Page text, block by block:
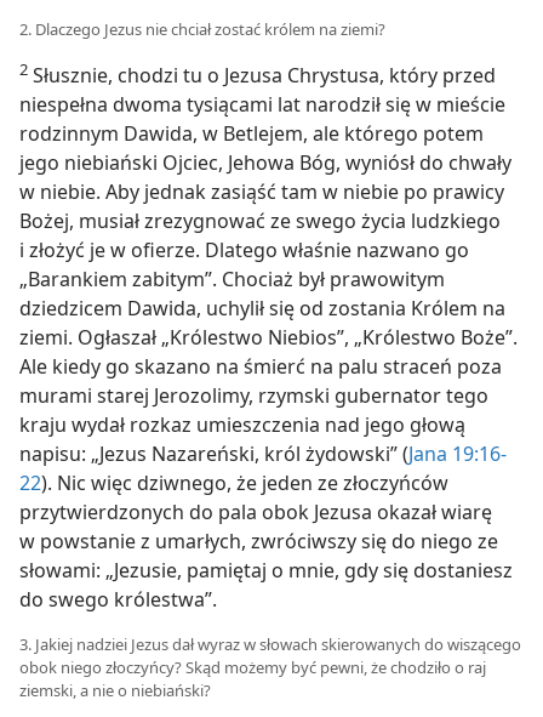
2. Dlaczego Jezus nie chciał zostać królem na ziemi?
2 Słusznie, chodzi tu o Jezusa Chrystusa, który przed
niespełna dwoma tysiącami lat narodził się w mieście
rodzinnym Dawida, w Betlejem, ale którego potem
jego niebiański Ojciec, Jehowa Bóg, wyniósł do chwały
w niebie. Aby jednak zasiąść tam w niebie po prawicy
Bożej, musiał zrezygnować ze swego życia ludzkiego
i złożyć je w ofierze. Dlatego właśnie nazwano go
„Barankiem zabitym”. Chociaż był prawowitym
dziedzicem Dawida, uchylił się od zostania Królem na
ziemi. Ogłaszał „Królestwo Niebios”, „Królestwo Boże”.
Ale kiedy go skazano na śmierć na palu straceń poza
murami starej Jerozolimy, rzymski gubernator tego
kraju wydał rozkaz umieszczenia nad jego głową
napisu: „Jezus Nazareński, król żydowski” (Jana 19:16-
22). Nic więc dziwnego, że jeden ze złoczyńców
przytwierdzonych do pala obok Jezusa okazał wiarę
w powstanie z umarłych, zwróciwszy się do niego ze
słowami: „Jezusie, pamiętaj o mnie, gdy się dostaniesz
do swego królestwa”.
3. Jakiej nadziei Jezus dał wyraz w słowach skierowanych do wiszącego
obok niego złoczyńcy? Skąd możemy być pewni, że chodziło o raj
ziemski, a nie o niebiański?